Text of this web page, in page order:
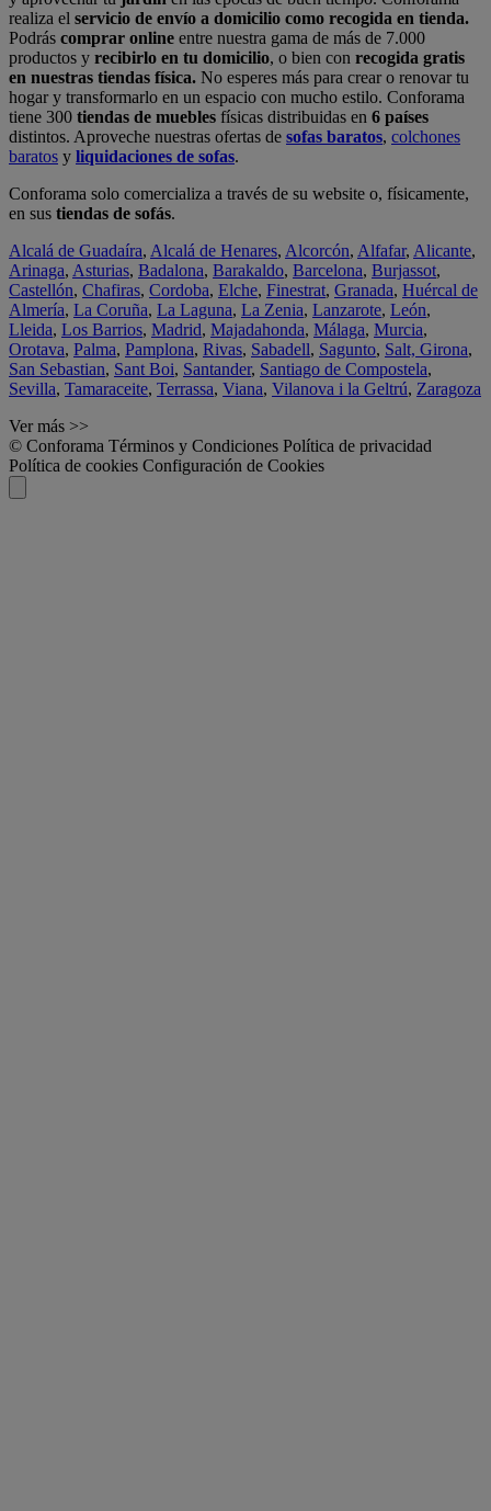
realiza el servicio de envío a domicilio como recogida en tienda.
Podrás comprar online entre nuestra gama de más de 7.000
productos y recibirlo en tu domicilio, o bien con recogida gratis
en nuestras tiendas física. No esperes más para crear o renovar tu
hogar y transformarlo en un espacio con mucho estilo. Conforama
tiene 300 tiendas de muebles físicas distribuidas en 6 países
distintos. Aproveche nuestras ofertas de sofas baratos, colchones
baratos y liquidaciones de sofas.
Conforama solo comercializa a través de su website o, físicamente,
en sus tiendas de sofás.
Alcalá de Guadaíra, Alcalá de Henares, Alcorcón, Alfafar, Alicante,
Arinaga, Asturias, Badalona, Barakaldo, Barcelona, Burjassot,
Castellón, Chafiras, Cordoba, Elche, Finestrat, Granada, Huércal de
Almería, La Coruña, La Laguna, La Zenia, Lanzarote, León,
Lleida, Los Barrios, Madrid, Majadahonda, Málaga, Murcia,
Orotava, Palma, Pamplona, Rivas, Sabadell, Sagunto, Salt, Girona,
San Sebastian, Sant Boi, Santander, Santiago de Compostela,
Sevilla, Tamaraceite, Terrassa, Viana, Vilanova i la Geltrú, Zaragoza
Ver más >>
© Conforama Términos y Condiciones Política de privacidad
Política de cookies Configuración de Cookies